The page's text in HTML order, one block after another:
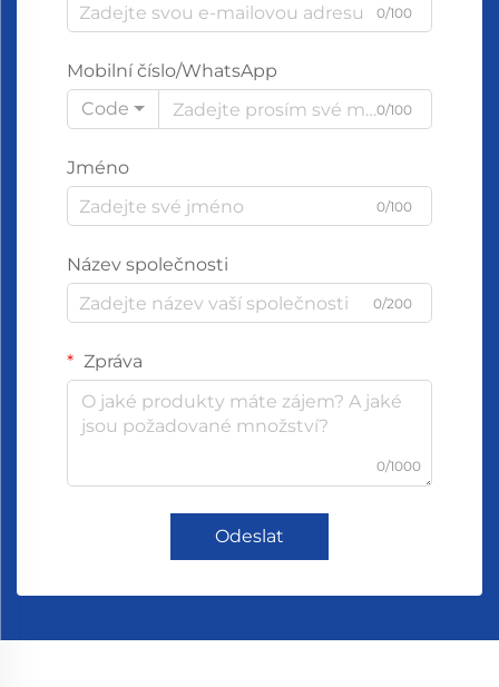
0/100
Mobilní číslo/WhatsApp
Code
0/100
Jméno
0/100
Název společnosti
0/200
Zpráva
0/1000
Odeslat